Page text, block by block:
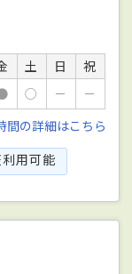
土 日
祝
○ －
－
間の詳細はこちら
用可能